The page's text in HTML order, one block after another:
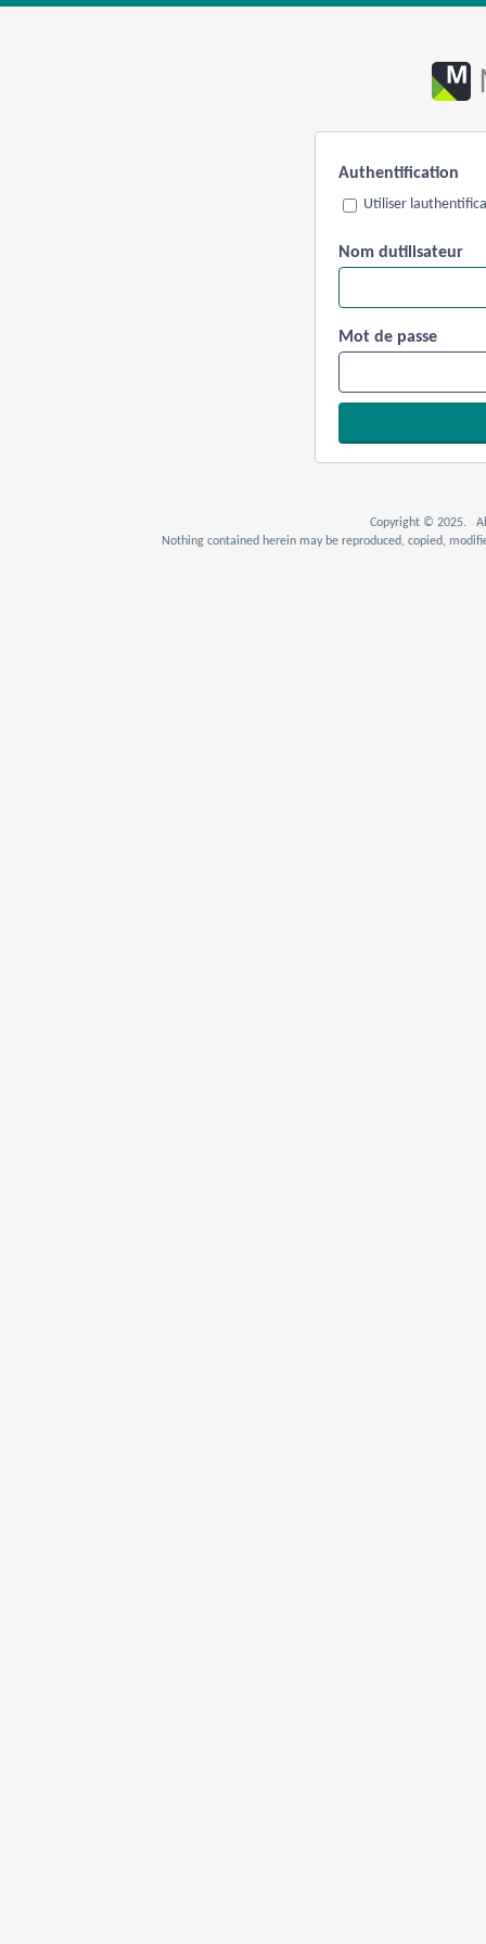
Authentification
Utiliser
Nom dutilisateur
Mot de passe
Copyright © 2025. All
Nothing contained herein may be reproduced, copied,